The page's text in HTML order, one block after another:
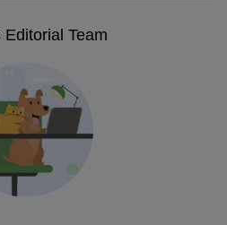
Editorial Team